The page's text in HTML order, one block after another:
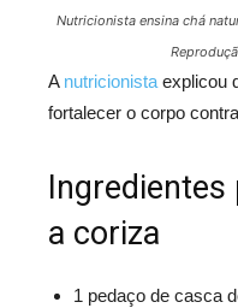
Nutricionista ensina chá
A nutricionistaexplicou
fortalecer o corpo
Ingredientes
a coriza
1 pedaço de casca